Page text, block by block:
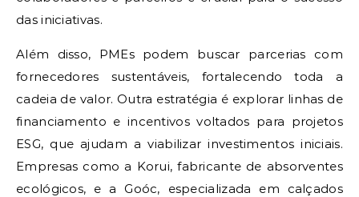
das iniciativas.
Além disso, PMEs podem buscar parcerias com
fornecedores sustentáveis, fortalecendo toda a
cadeia de valor. Outra estratégia é explorar linhas de
financiamento e incentivos voltados para projetos
ESG, que ajudam a viabilizar investimentos iniciais.
Empresas como a Korui, fabricante de absorventes
ecológicos, e a Goóc, especializada em calçados